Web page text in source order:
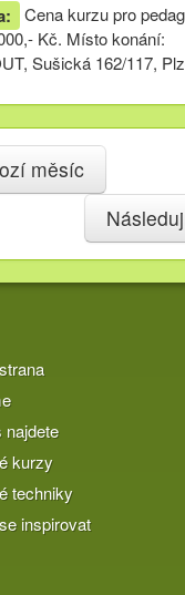
Cena kurzu pro
Kč. Místo konání:
Sušická 162/117,
měsíc
najdete
kurzy
techniky
inspirovat